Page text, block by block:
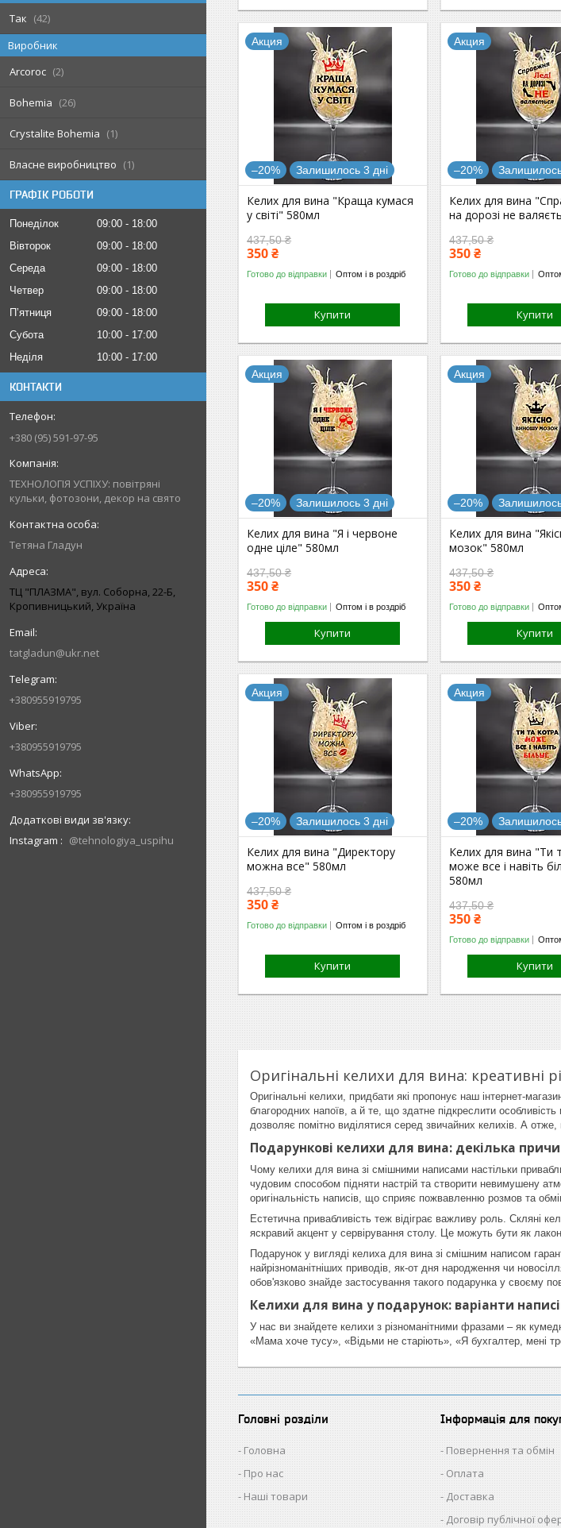
Так
42
Виробник
Arcoroc
2
Bohemia 26
Crystalite Bohemia 1
Власне виробництво 1
ГРАФІК РОБОТИ
Понеділок 09:00
18:00
Вівторок
09:00
18:00
Середа
09:00
18:00
Четвер
09:00
18:00
Пʼятниця
09:00
18:00
Субота
10:00
17:00
Неділя
10:00 17:00
КОНТАКТИ
+380 (95) 591-97-95
ТЕХНОЛОГІЯ УСПІХУ: повітряні
кульки, фотозони, декор на свято
Тетяна Гладун
ТЦ "ПЛАЗМА", вул. Соборна, 22-Б,
Кропивницький, Україна
tatgladun@ukr.net
+380955919795
+380955919795
+380955919795
Instagram @tehnologiya_uspihu
Акция
–20% Залишилось 3 дні
Келих для вина "Краща кумася
у світі" 580мл
437,50 ₴
350 ₴
Готово до відправки Оптом і в роздріб
Купити
Акция
–20%
Келих для вина
на дорозі не
437,50 ₴
350 ₴
Готово до відправки
Купити
Акция
–20% Залишилось 3 дні
Келих для вина "Я і червоне
одне ціле" 580мл
437,50 ₴
350 ₴
Готово до відправки Оптом і в роздріб
Купити
Акция
–20%
Келих для вина
мозок" 580мл
437,50 ₴
350 ₴
Готово до відправки
Купити
Акция
–20% Залишилось 3 дні
Келих для вина "Директору
можна все" 580мл
437,50 ₴
350 ₴
Готово до відправки Оптом і в роздріб
Купити
Акция
–20%
Келих для вина "Ти
може все і навіть
580мл
437,50 ₴
350 ₴
Готово до відправки
Купити
Оригінальні келихи для вина: креативні
Оригінальні келихи, придбати які пропонує наш інтернет-
благородних напоїв, а й те, що здатне підкреслити
дозволяє помітно виділятися серед звичайних келихів. А
Подарункові келихи для вина: декілька
Чому келихи для вина зі смішними написами настільки
чудовим способом підняти настрій та створити невимушену
оригінальність написів, що сприяє пожвавленню розмов та
Естетична привабливість теж відіграє важливу роль. Скляні
яскравий акцент у сервірування столу. Це можуть бути як
Подарунок у вигляді келиха для вина зі смішним написом
найрізноманітніших приводів, як-от дня народження чи
обов'язково знайде застосування такого подарунка у своєму
Келихи для вина у подарунок: варіанти
У нас ви знайдете келихи з різноманітними фразами – як
«Мама хоче тусу», «Відьми не старіють», «Я бухгалтер, мені
Головні розділи
Головна
Про нас
Наші товари
Інформація для
Повернення та обмін
Оплата
Доставка
Договір публічної